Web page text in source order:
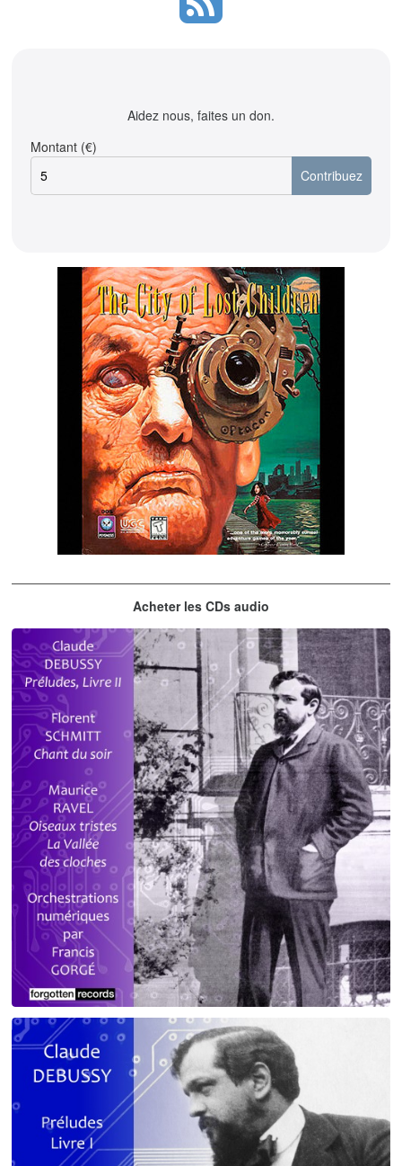
Aidez nous, faites un don.
Montant (€)
The City of Lost Children
Acheter les CDs audio
Debussy - Schmitt - Ravel
orchestrations numériques par Francis Gorgé